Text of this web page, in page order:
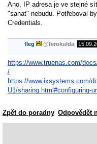
Ano, IP adresa je ve stejné
"sahat" nebudu. Potřeboval
Credentials.
fleg @ferokulda
https://www.truenas.com/
/
https://www.ixsystems.com/
U1/sharing.html#configuring-
Zpět do poradny Odpovědět